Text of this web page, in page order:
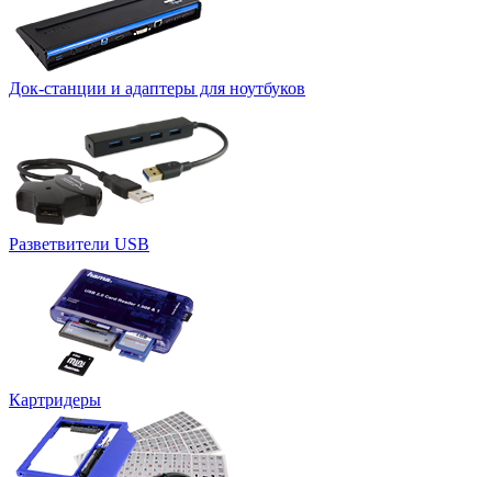
Док-станции и адаптеры для ноутбуков
Разветвители USB
Картридеры